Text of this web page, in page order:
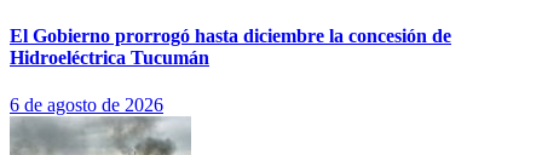
El Gobierno prorrogó hasta diciembre la concesión de
Hidroeléctrica Tucumán
6 de agosto de 2026